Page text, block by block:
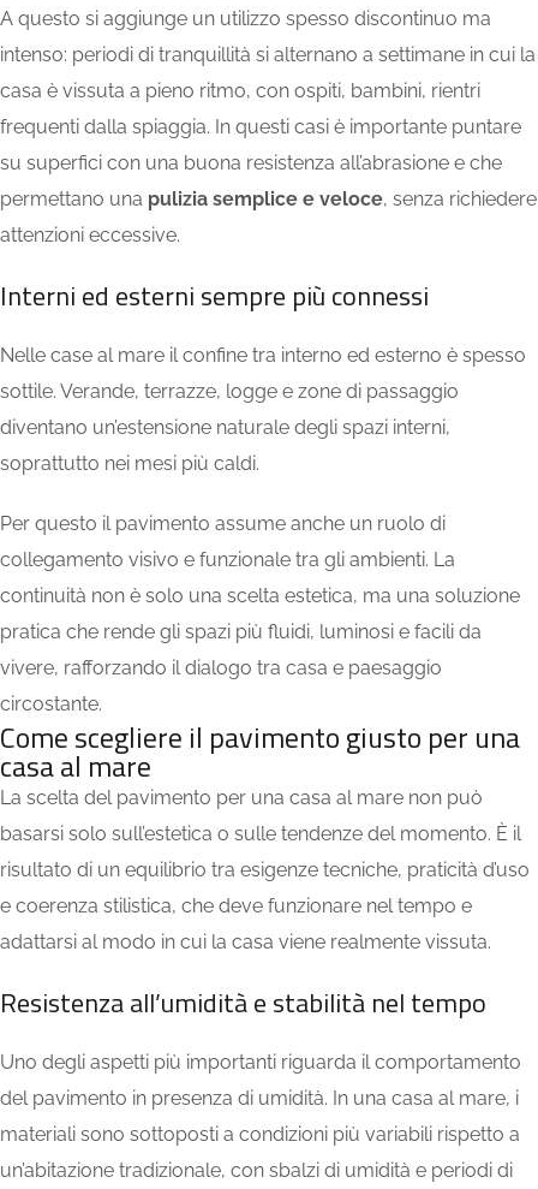
A questo si aggiunge un utilizzo spesso discontinuo ma
intenso: periodi di tranquillità si alternano a settimane in cui la
casa è vissuta a pieno ritmo, con ospiti, bambini, rientri
frequenti dalla spiaggia. In questi casi è importante puntare
su superfici con una buona resistenza all’abrasione e che
permettano una pulizia semplice e veloce, senza richiedere
attenzioni eccessive.
Interni ed esterni sempre più connessi
Nelle case al mare il confine tra interno ed esterno è spesso
sottile. Verande, terrazze, logge e zone di passaggio
diventano un’estensione naturale degli spazi interni,
soprattutto nei mesi più caldi.
Per questo il pavimento assume anche un ruolo di
collegamento visivo e funzionale tra gli ambienti. La
continuità non è solo una scelta estetica, ma una soluzione
pratica che rende gli spazi più fluidi, luminosi e facili da
vivere, rafforzando il dialogo tra casa e paesaggio
circostante.
Come scegliere il pavimento giusto per una
casa al mare
La scelta del pavimento per una casa al mare non può
basarsi solo sull’estetica o sulle tendenze del momento. È il
risultato di un equilibrio tra esigenze tecniche, praticità d’uso
e coerenza stilistica, che deve funzionare nel tempo e
adattarsi al modo in cui la casa viene realmente vissuta.
Resistenza all’umidità e stabilità nel tempo
Uno degli aspetti più importanti riguarda il comportamento
del pavimento in presenza di umidità. In una casa al mare, i
materiali sono sottoposti a condizioni più variabili rispetto a
un’abitazione tradizionale, con sbalzi di umidità e periodi di